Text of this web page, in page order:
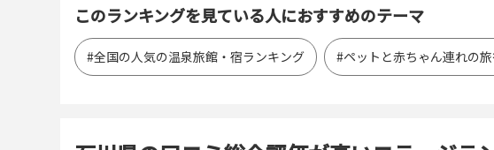
このランキングを見ている人におすすめのテーマ
#全国の人気の温泉旅館・宿ランキング #ペットと赤ちゃん連れの